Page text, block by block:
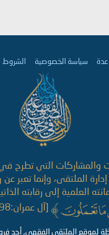
سياسة الخصوصية الشروط
التي تطرح في
الملتقى، وإنما تعبر
العلمية إلى رقابته
[آل عمران:98].
لموقع الملتقى الفقهي, أحد